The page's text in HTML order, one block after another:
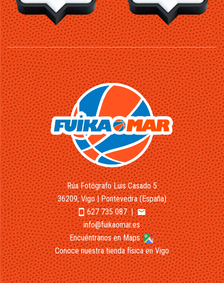
Rúa Fotógrafo Luis Casado 5
36209, Vigo | Pontevedra (España)
smartphone627 735 087|email
info@fuikaomar.es
Encuéntranos en Maps
Conoce nuestra tienda física en Vigo